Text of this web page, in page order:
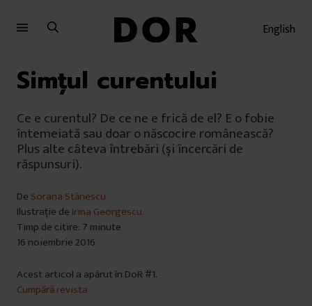
English
Simţul curentului
Ce e curentul? De ce ne e frică de el? E o fobie
întemeiată sau doar o născocire românească?
Plus alte câteva întrebări (și încercări de
răspunsuri).
De Sorana Stănescu
Ilustrație de Irina Georgescu
Timp de citire: 7 minute
16 noiembrie 2016
Acest articol a apărut în DoR #1.
Cumpără revista